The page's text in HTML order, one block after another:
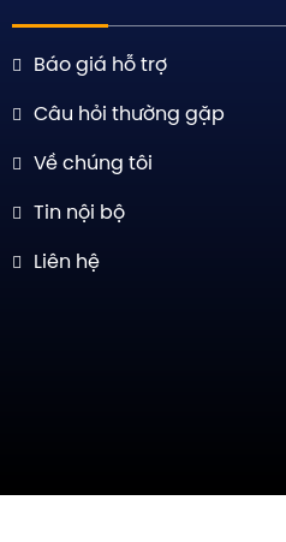
Báo giá hỗ trợ
Câu hỏi thường gặp
Về chúng tôi
Tin nội bộ
Liên hệ